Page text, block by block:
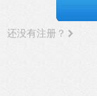
还没有注册？